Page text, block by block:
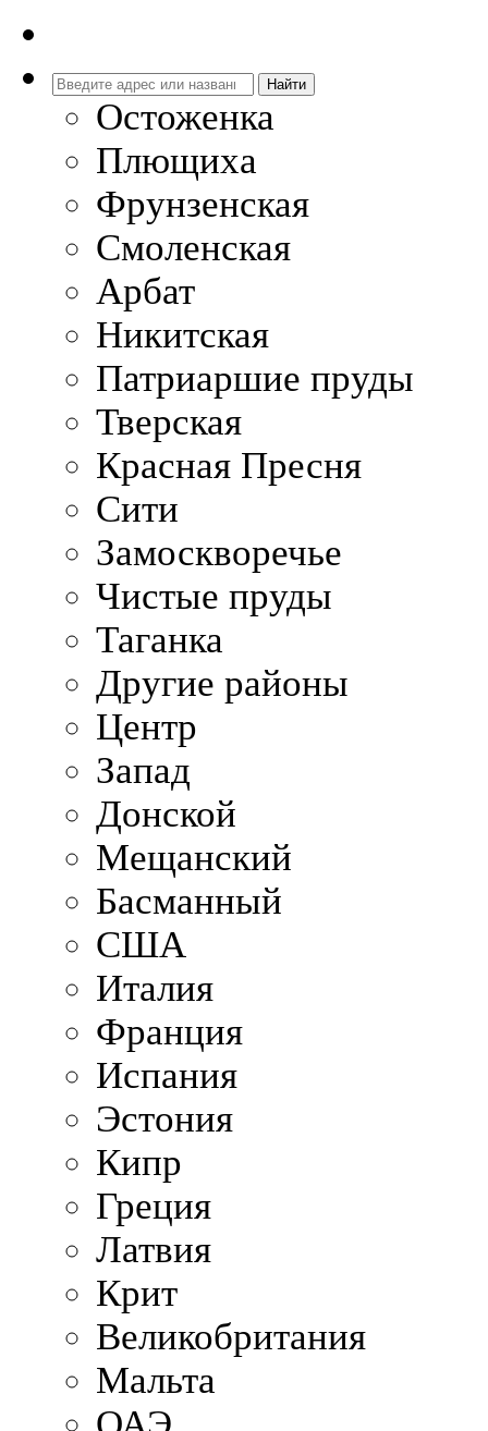
Остоженка
Плющиха
Фрунзенская
Смоленская
Арбат
Никитская
Патриаршие пруды
Тверская
Красная Пресня
Сити
Замоскворечье
Чистые пруды
Таганка
Другие районы
Центр
Запад
Донской
Мещанский
Басманный
США
Италия
Франция
Испания
Эстония
Кипр
Греция
Латвия
Крит
Великобритания
Мальта